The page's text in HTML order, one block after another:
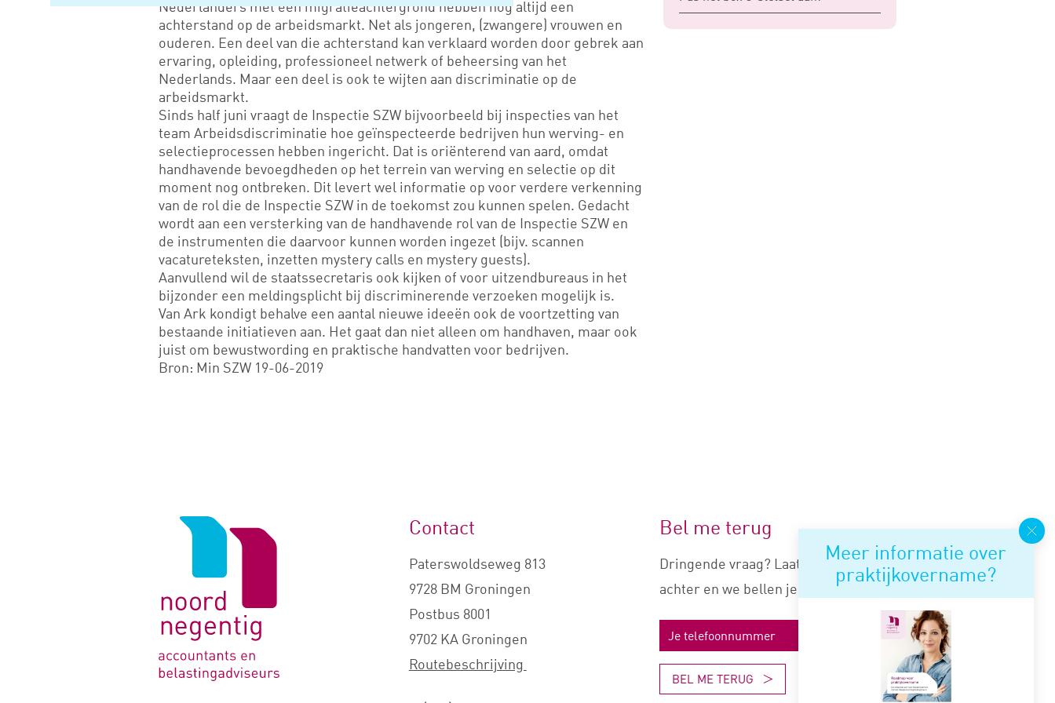
Nederlanders met een migratieachtergrond hebben nog altijd een
achterstand op de arbeidsmarkt. Net als jongeren, (zwangere) vrouwen en
ouderen. Een deel van die achterstand kan verklaard worden door gebrek aan
ervaring, opleiding, professioneel netwerk of beheersing van het
Nederlands. Maar een deel is ook te wijten aan discriminatie op de
arbeidsmarkt.
Sinds half juni vraagt de Inspectie SZW bijvoorbeeld bij inspecties van het
team Arbeidsdiscriminatie hoe geïnspecteerde bedrijven hun werving- en
selectieprocessen hebben ingericht. Dat is oriënterend van aard, omdat
handhavende bevoegdheden op het terrein van werving en selectie op dit
moment nog ontbreken. Dit levert wel informatie op voor verdere verkenning
van de rol die de Inspectie SZW in de toekomst zou kunnen spelen. Gedacht
wordt aan een versterking van de handhavende rol van de Inspectie SZW en
de instrumenten die daarvoor kunnen worden ingezet (bijv. scannen
vacatureteksten, inzetten mystery calls en mystery guests).
Aanvullend wil de staatssecretaris ook kijken of voor uitzendbureaus in het
bijzonder een meldingsplicht bij discriminerende verzoeken mogelijk is.
Van Ark kondigt behalve een aantal nieuwe ideeën ook de voortzetting van
bestaande initiatieven aan. Het gaat dan niet alleen om handhaven, maar ook
juist om bewustwording en praktische handvatten voor bedrijven.
Bron: Min SZW 19-06-2019
Meer informatie over
praktijkovername?
Logo
Contact
Paterswoldseweg 813
9728 BM Groningen
Postbus 8001
9702 KA Groningen
Routebeschrijving
Bel me terug
Dringende vraag? Laat je nummer
achter en we bellen je snel terug.
BEL ME TERUG